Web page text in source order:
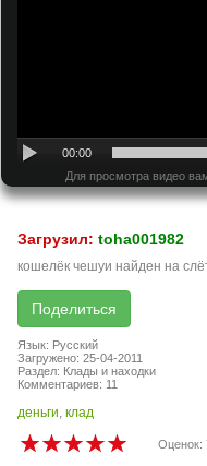
00:00
Для просмотра видео
Загрузил: toha001982
кошелёк чешуи найден на
Язык: Русский
Загружено: 25-04-2011
Раздел: Клады и находки
Комментариев: 11
деньги, клад
Оценок: